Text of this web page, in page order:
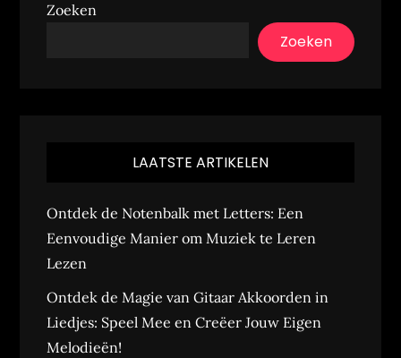
Zoeken
Zoeken
LAATSTE ARTIKELEN
Ontdek de Notenbalk met Letters: Een
Eenvoudige Manier om Muziek te Leren
Lezen
Ontdek de Magie van Gitaar Akkoorden in
Liedjes: Speel Mee en Creëer Jouw Eigen
Melodieën!